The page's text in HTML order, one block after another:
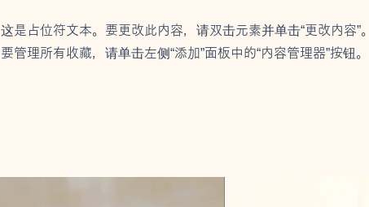
这是占位符文本。要更改此内容，请双击元素并单击“更改内容”。
要管理所有收藏，请单击左侧“添加”面板中的“内容管理器”按钮。